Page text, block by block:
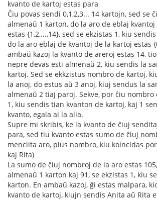
kvanto de kartoj estas para
Ĉiu povas sendi 0,1,2,3... 14 kartojn, sed se
almenaŭ 1 karton, do la aro de eblaj
estas {1,2,...,14}, sed se ekzistas 1, kiu
do la aro eblaj de kvantoj de la kartoj estas
ambaŭ kazoj la kvanto de areroj estas 14,
nepre devas esti almenaŭ 2, kiu sendis la
kartoj. Sed se ekkzistus nombro de kartoj,
la anoj, do estus aŭ 3 anoj, kiuj sendus la
almenaŭ 2 tiaj paroj. Sekve, por ĉiu nombro
1, kiu sendis tian kvanton de kartoj, kaj 1
kvanto, egala al la alia.
Supre mi skribis, ke la kvanto de ĉiuj
para, sed tiu kvanto estas sumo de ĉiuj
menciita aro, plus nombro, kiu koincidas
kaj Rita)
La sumo de ĉiuj nombroj de la aro estas
almenaŭ 1 karton kaj 91, se ekzistas 1, kiu
karton. En ambaŭ kazoj, ĝi estas malpara,
kvanto de kartoj, kiujn sendis Anita aŭ Rita